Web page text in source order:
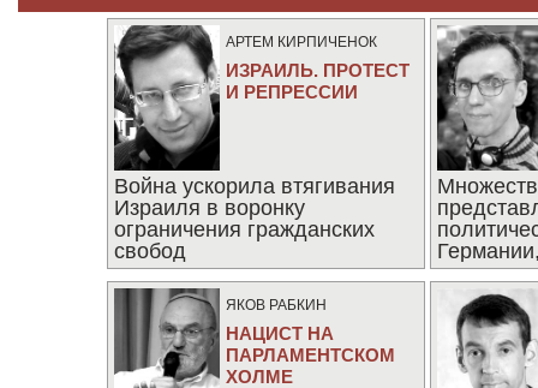
АРТЕМ КИРПИЧЕНОК
ИЗРАИЛЬ. ПРОТЕСТ
И РЕПРЕССИИ
Война ускорила втягивания
Израиля в воронку
ограничения гражданских
свобод
ЯКОВ РАБКИН
НАЦИСТ НА
ПАРЛАМЕНТСКОМ
ХОЛМЕ